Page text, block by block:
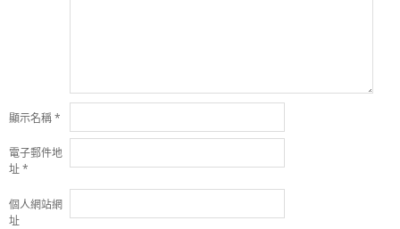
顯示名稱*
電子郵件地
址*
個人網站網
址